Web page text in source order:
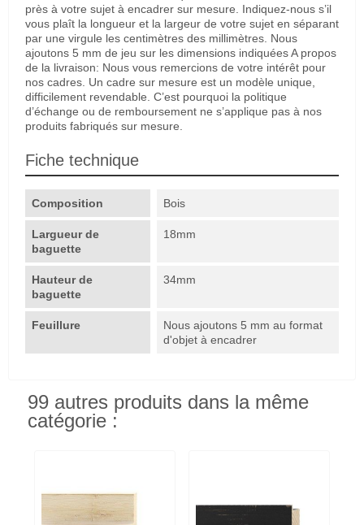
près à votre sujet à encadrer sur mesure. Indiquez-nous s’il
vous plaît la longueur et la largeur de votre sujet en séparant
par une virgule les centimètres des millimètres. Nous
ajoutons 5 mm de jeu sur les dimensions indiquées A propos
de la livraison: Nous vous remercions de votre intérêt pour
nos cadres. Un cadre sur mesure est un modèle unique,
difficilement revendable. C’est pourquoi la politique
d’échange ou de remboursement ne s’applique pas à nos
produits fabriqués sur mesure.
Fiche technique
Composition Bois
Largueur de
baguette
18mm
Hauteur de
baguette
34mm
Feuillure
Nous ajoutons 5 mm au format
d'objet à encadrer
99 autres produits dans la même
catégorie :